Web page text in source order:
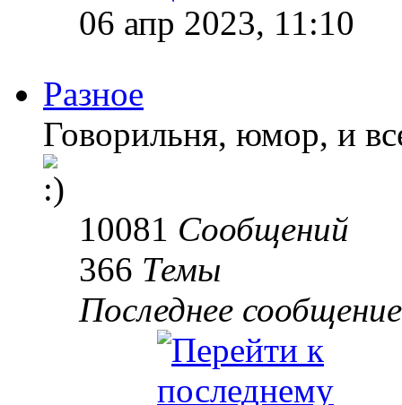
06 апр 2023, 11:10
Разное
Говорильня, юмор, и
10081 Сообщений
366 Темы
Последнее сообщение